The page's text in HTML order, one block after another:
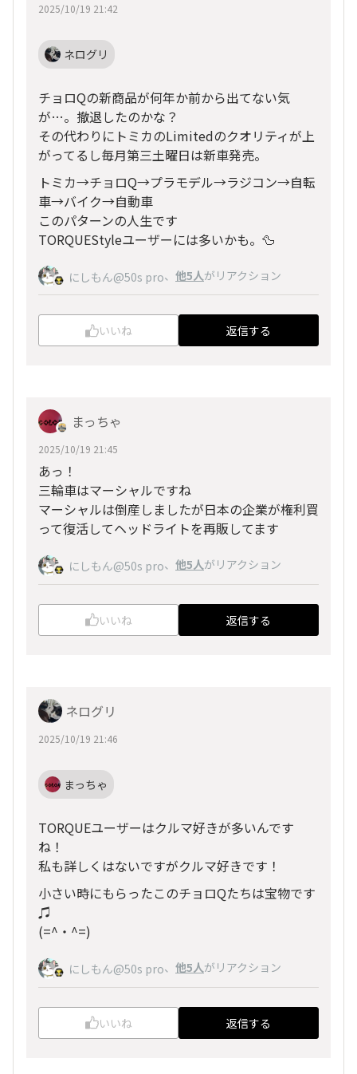
2025/10/19 21:42
ネログリ
チョロQの新商品が何年か前から出てない気
が…。撤退したのかな？
その代わりにトミカのLimitedのクオリティが上
がってるし毎月第三土曜日は新車発売。
トミカ→チョロQ→プラモデル→ラジコン→自転
車→バイク→自動車
このパターンの人生です
TORQUEStyleユーザーには多いかも。🦆
にしもん@50s pro、 他5人がリアクション
いいね 返信する
まっちゃ
2025/10/19 21:45
あっ！
三輪車はマーシャルですね
マーシャルは倒産しましたが日本の企業が権利買
って復活してヘッドライトを再販してます
にしもん@50s pro、 他5人がリアクション
いいね 返信する
ネログリ
2025/10/19 21:46
まっちゃ
TORQUEユーザーはクルマ好きが多いんです
ね！
私も詳しくはないですがクルマ好きです！
小さい時にもらったこのチョロQたちは宝物です
♫
(=^・^=)
にしもん@50s pro、 他5人がリアクション
いいね 返信する